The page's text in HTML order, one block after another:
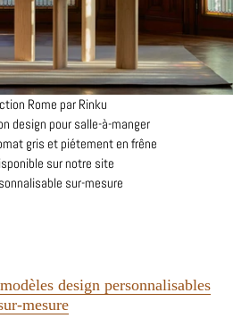
Rome par Rinku
design pour salle-à-manger
gris et piétement en frêne
sur notre site
sur-mesure
design personnalisables
mesure